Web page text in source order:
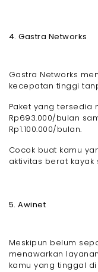
4. Gastra Networks
Gastra Networks
kecepatan tinggi
Paket yang tersedia
Rp693.000/bulan
Rp1.100.000/bulan.
Cocok buat kamu
aktivitas berat
5. Awinet
Meskipun belum
menawarkan
kamu yang tinggal